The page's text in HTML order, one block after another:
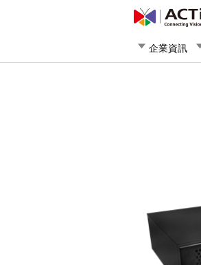
企業資訊